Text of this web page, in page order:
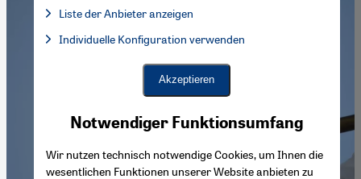
Notwendiger Funktionsumfang
Wir nutzen technisch notwendige Cookies, um Ihnen die
wesentlichen Funktionen unserer Website anbieten zu
Liste der Anbieter anzeigen
Facebook Embed / Facebook Connect, Google Maps Embed,
Facebook Embed / Facebook Connect
Google Maps Embed
Individuelle Konfiguration verwenden
Akzeptieren